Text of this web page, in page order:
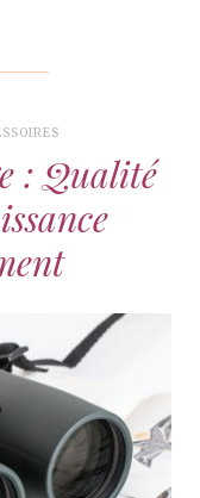
: Qualité